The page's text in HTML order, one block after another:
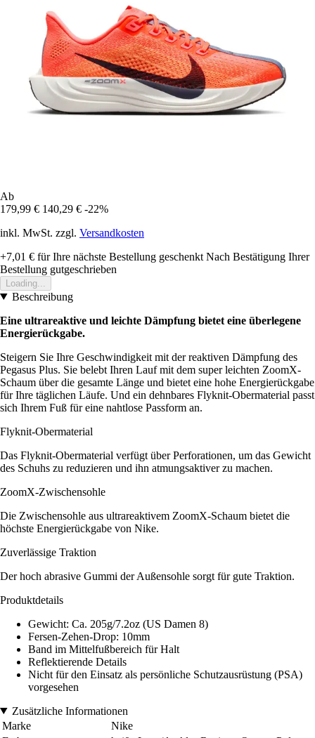
Ab
179,99 € 140,29 € -22%
inkl. MwSt. zzgl. Versandkosten
+7,01 € für Ihre nächste Bestellung geschenkt Nach Bestätigung Ihrer
Bestellung gutgeschrieben
Loading...
Beschreibung
Eine ultrareaktive und leichte Dämpfung bietet eine überlegene
Energierückgabe.
Steigern Sie Ihre Geschwindigkeit mit der reaktiven Dämpfung des
Pegasus Plus. Sie belebt Ihren Lauf mit dem super leichten ZoomX-
Schaum über die gesamte Länge und bietet eine hohe Energierückgabe
für Ihre täglichen Läufe. Und ein dehnbares Flyknit-Obermaterial passt
sich Ihrem Fuß für eine nahtlose Passform an.
Flyknit-Obermaterial
Das Flyknit-Obermaterial verfügt über Perforationen, um das Gewicht
des Schuhs zu reduzieren und ihn atmungsaktiver zu machen.
ZoomX-Zwischensohle
Die Zwischensohle aus ultrareaktivem ZoomX-Schaum bietet die
höchste Energierückgabe von Nike.
Zuverlässige Traktion
Der hoch abrasive Gummi der Außensohle sorgt für gute Traktion.
Produktdetails
Gewicht: Ca. 205g/7.2oz (US Damen 8)
Fersen-Zehen-Drop: 10mm
Band im Mittelfußbereich für Halt
Reflektierende Details
Nicht für den Einsatz als persönliche Schutzausrüstung (PSA)
vorgesehen
Zusätzliche Informationen
Marke
Nike